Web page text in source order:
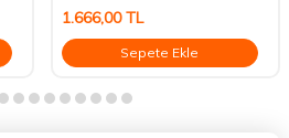
1.666,00TL
Sepete Ekle